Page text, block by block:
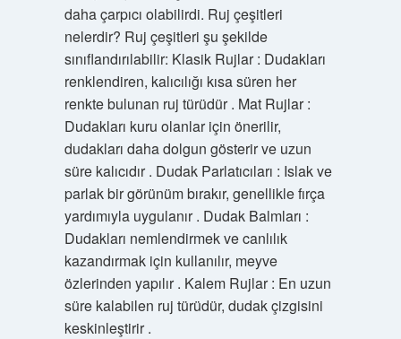
daha çarpıcı olabilirdi. Ruj çeşitleri
nelerdir? Ruj çeşitleri şu şekilde
sınıflandırılabilir: Klasik Rujlar : Dudakları
renklendiren, kalıcılığı kısa süren her
renkte bulunan ruj türüdür . Mat Rujlar :
Dudakları kuru olanlar için önerilir,
dudakları daha dolgun gösterir ve uzun
süre kalıcıdır . Dudak Parlatıcıları : Islak ve
parlak bir görünüm bırakır, genellikle fırça
yardımıyla uygulanır . Dudak Balmları :
Dudakları nemlendirmek ve canlılık
kazandırmak için kullanılır, meyve
özlerinden yapılır . Kalem Rujlar : En uzun
süre kalabilen ruj türüdür, dudak çizgisini
keskinleştirir .